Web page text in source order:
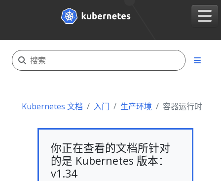
Kubernetes 文档 入门 生产环境 容器运行时
你正在查看的文档所针对
的是 Kubernetes 版本：
v1.34